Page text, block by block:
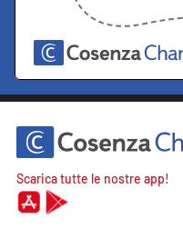
Scarica tutte le nostre app!